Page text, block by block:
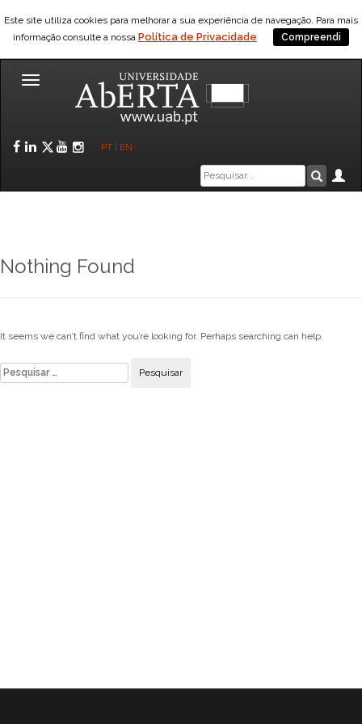
Este site utiliza cookies para melhorar a sua experiência de navegação. Para mais
informação consulte a nossa Política de Privacidade Compreendi
Saltar para o conteúdo
Toggle
Facebook
LinkedIn
Twitter
YouTube
Instagram
PT EN
Caixa
de
Nothing Found
It seems we can’t find what you’re looking for. Perhaps searching can help.
Pesquisar
por: